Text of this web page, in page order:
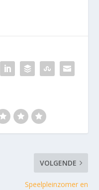
VOLGENDE
Speelpleinzomer en